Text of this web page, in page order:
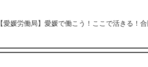
【愛媛労働局】愛媛で働こう！ここで活きる！